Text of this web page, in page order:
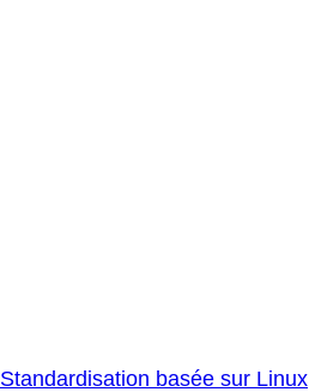
Standardisation basée sur Linux